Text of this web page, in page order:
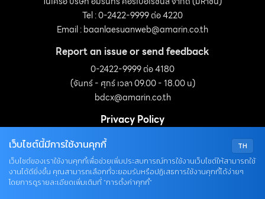
Tel : 0-2422-9999 ต่อ 4220
Email :baanlaesuanweb@amarin.co.th
Report an issue or send feedback
0-2422-9999 ต่อ 4180
(จันทร์ - ศุกร์ เวลา 09.00 - 18.00 น)
bdcx@amarin.co.th
Privacy Policy
OUR SOCIALS
TH
เว็บไซต์นี้มีการใช้งานคุกกี้
เว็บไซต์ของเราใช้งานคุกกี้เพื่อช่วยเพิ่มประสบการณ์การใช้งานเว็บไซต์ให้สามารถใช้
งานได้ดียิ่งขึ้น คุณสามารถเลือกที่จะยอมรับหรือปฏิเสธการใช้งานคุกกี้ได้ง่ายๆ
โดยการดูรายละเอียดเพิ่มเติมที่ “การตั้งค่าคุกกี้”